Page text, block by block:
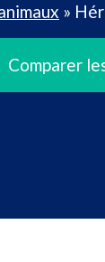
»
Comparer